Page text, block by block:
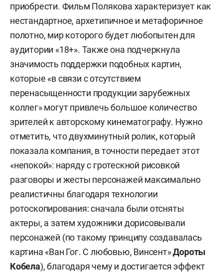
приобрести. Фильм Полякова характеризует как
нестандартное, архетипичное и метафоричное
полотно, мир которого будет любопытен для
аудитории «18+». Также она подчеркнула
значимость поддержки подобных картин,
которые «в связи с отсутствием
перенасыщенности продукции зарубежных
коллег» могут привлечь большое количество
зрителей к авторскому кинематографу. Нужно
отметить, что двухминутный ролик, который
показала компания, в точности передает этот
«непокой»: наряду с гротескной рисовкой
разговоры и жесты персонажей максимально
реалистичны благодаря технологии
ротоскопирования: сначала были отсняты
актеры, а затем художники дорисовывали
персонажей (по такому принципу создавалась
картина «Ван Гог. С любовью, Винсент»Дороты
Кобела), благодаря чему и достигается эффект